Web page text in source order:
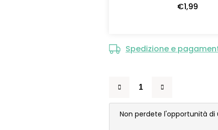
€1,99
Spedizione e
Non perdete l'opportunità